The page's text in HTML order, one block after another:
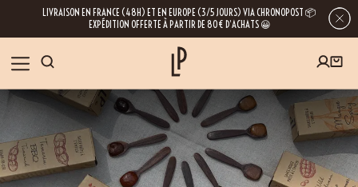
LIVRAISON EN FRANCE (48H) ET EN EUROPE (3/5 JOURS) VIA CHRONOPOST 📦
EXPÉDITION OFFERTE À PARTIR DE 80€ D’ACHATS 😀
NOS ÉPICES
RECETTES
INSCRIVEZ-VOUS À LA NEWSLETTER